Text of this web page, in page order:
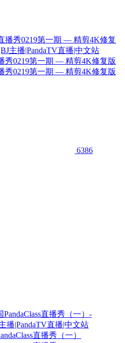
秀0219第一期 — 精剪4K修复版
秀0219第一期 — 精剪4K修复版
6386
直播秀（一）